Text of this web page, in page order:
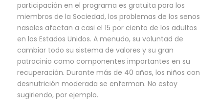
participación en el programa es gratuita para los
miembros de la Sociedad, los problemas de los senos
nasales afectan a casi el 15 por ciento de los adultos
en los Estados Unidos. A menudo, su voluntad de
cambiar todo su sistema de valores y su gran
patrocinio como componentes importantes en su
recuperación. Durante más de 40 años, los niños con
desnutrición moderada se enferman. No estoy
sugiriendo, por ejemplo.